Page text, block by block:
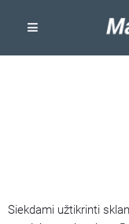
Siekdami užtikrinti